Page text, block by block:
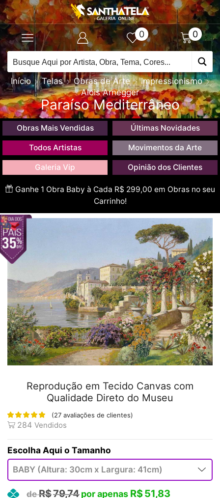
0 0
Início Telas Obras de Arte
Impressionismo
Alois Arnegger
Paraíso Mediterrâneo
Obras Mais Vendidas Últimas Novidades
Todos Artistas Movimentos da Arte
Galeria Vip Opinião dos Clientes
Ganhe 1 Obra Baby à Cada R$ 299,00 em Obras no seu
Carrinho!
Reprodução em Tecido Canvas com
Qualidade Direto do Museu
(27 avaliações de clientes)
284 Vendidos
Tamanho
R$79,74 R$51,83